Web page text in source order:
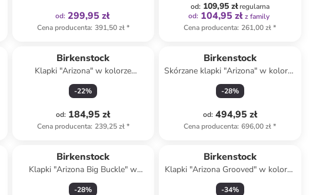
od: 299,95 zł
Cena producenta: 391,50 zł*
od: 109,95 złregularna
od: 104,95 zł z family
Cena producenta: 261,00 zł*
Birkenstock
Klapki "Arizona" w kolorze
srebrnym
-22%
od: 184,95 zł
Cena producenta: 239,25 zł*
Birkenstock
Skórzane klapki "Arizona" w kolorze
brązowym
-28%
od: 494,95 zł
Cena producenta: 696,00 zł*
Birkenstock
Klapki "Arizona Big Buckle" w
kolorze jasnoróżowym
-28%
Birkenstock
Klapki "Arizona Grooved" w kolorze
czarnym
-34%